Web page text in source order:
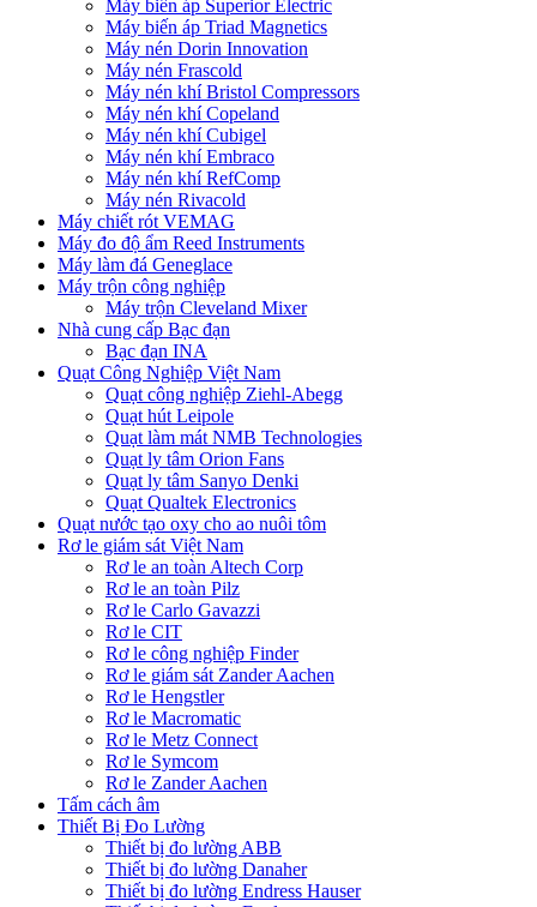
Máy biến áp Superior Electric
Máy biến áp Triad Magnetics
Máy nén Dorin Innovation
Máy nén Frascold
Máy nén khí Bristol Compressors
Máy nén khí Copeland
Máy nén khí Cubigel
Máy nén khí Embraco
Máy nén khí RefComp
Máy nén Rivacold
Máy chiết rót VEMAG
Máy đo độ ẩm Reed Instruments
Máy làm đá Geneglace
Máy trộn công nghiệp
Máy trộn Cleveland Mixer
Nhà cung cấp Bạc đạn
Bạc đạn INA
Quạt Công Nghiệp Việt Nam
Quạt công nghiệp Ziehl-Abegg
Quạt hút Leipole
Quạt làm mát NMB Technologies
Quạt ly tâm Orion Fans
Quạt ly tâm Sanyo Denki
Quạt Qualtek Electronics
Quạt nước tạo oxy cho ao nuôi tôm
Rơ le giám sát Việt Nam
Rơ le an toàn Altech Corp
Rơ le an toàn Pilz
Rơ le Carlo Gavazzi
Rơ le CIT
Rơ le công nghiệp Finder
Rơ le giám sát Zander Aachen
Rơ le Hengstler
Rơ le Macromatic
Rơ le Metz Connect
Rơ le Symcom
Rơ le Zander Aachen
Tấm cách âm
Thiết Bị Đo Lường
Thiết bị đo lường ABB
Thiết bị đo lường Danaher
Thiết bị đo lường Endress Hauser